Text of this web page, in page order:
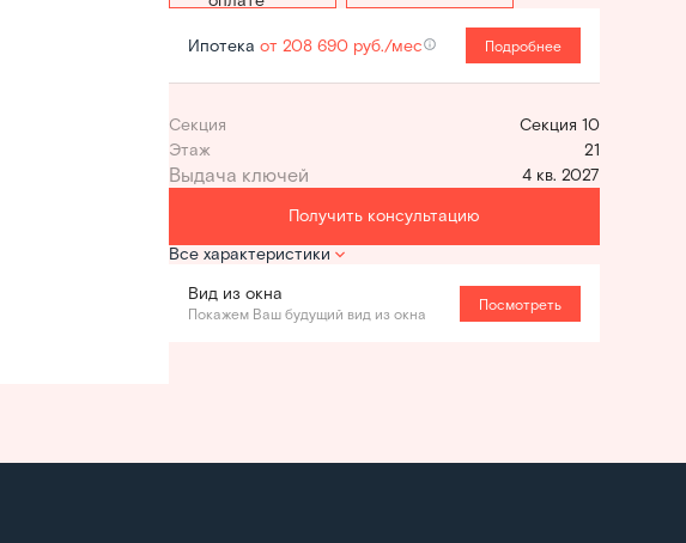
Ипотека от 208 690 руб./мес Подробнее
Секция
Секция 10
Этаж
21
4 кв. 2027
Получить консультацию
Все характеристики
Вид из окна
Покажем Ваш будущий вид из окна
Посмотреть